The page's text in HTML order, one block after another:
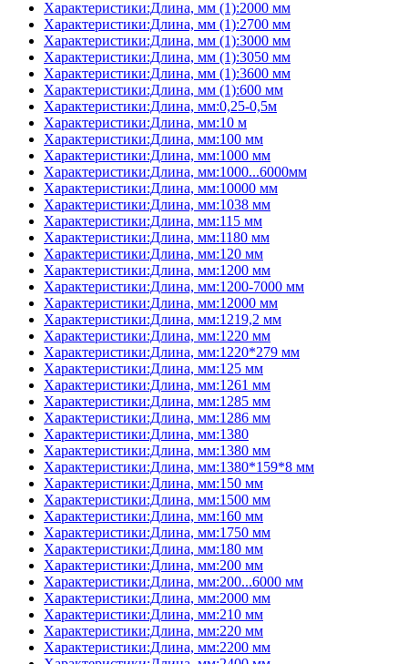
Характеристики:Длина, мм (1):2000 мм
Характеристики:Длина, мм (1):2700 мм
Характеристики:Длина, мм (1):3000 мм
Характеристики:Длина, мм (1):3050 мм
Характеристики:Длина, мм (1):3600 мм
Характеристики:Длина, мм (1):600 мм
Характеристики:Длина, мм:0,25-0,5м
Характеристики:Длина, мм:10 м
Характеристики:Длина, мм:100 мм
Характеристики:Длина, мм:1000 мм
Характеристики:Длина, мм:1000...6000мм
Характеристики:Длина, мм:10000 мм
Характеристики:Длина, мм:1038 мм
Характеристики:Длина, мм:115 мм
Характеристики:Длина, мм:1180 мм
Характеристики:Длина, мм:120 мм
Характеристики:Длина, мм:1200 мм
Характеристики:Длина, мм:1200-7000 мм
Характеристики:Длина, мм:12000 мм
Характеристики:Длина, мм:1219,2 мм
Характеристики:Длина, мм:1220 мм
Характеристики:Длина, мм:1220*279 мм
Характеристики:Длина, мм:125 мм
Характеристики:Длина, мм:1261 мм
Характеристики:Длина, мм:1285 мм
Характеристики:Длина, мм:1286 мм
Характеристики:Длина, мм:1380
Характеристики:Длина, мм:1380 мм
Характеристики:Длина, мм:1380*159*8 мм
Характеристики:Длина, мм:150 мм
Характеристики:Длина, мм:1500 мм
Характеристики:Длина, мм:160 мм
Характеристики:Длина, мм:1750 мм
Характеристики:Длина, мм:180 мм
Характеристики:Длина, мм:200 мм
Характеристики:Длина, мм:200...6000 мм
Характеристики:Длина, мм:2000 мм
Характеристики:Длина, мм:210 мм
Характеристики:Длина, мм:220 мм
Характеристики:Длина, мм:2200 мм